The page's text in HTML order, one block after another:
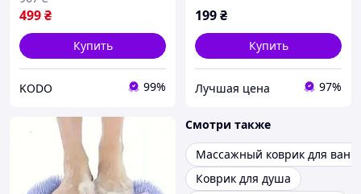
499₴
Купить
KODO 99%
199₴
Купить
Лучшая цена 97%
Смотри также
Массажный коврик для
Коврик для душа